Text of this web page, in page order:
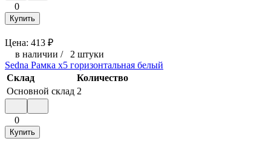
0
Купить
Цена: 413 ₽
в наличии / 2 штуки
Sedna Рамка х5 горизонтальная белый
Склад
Количество
Основной склад 2
0
Купить